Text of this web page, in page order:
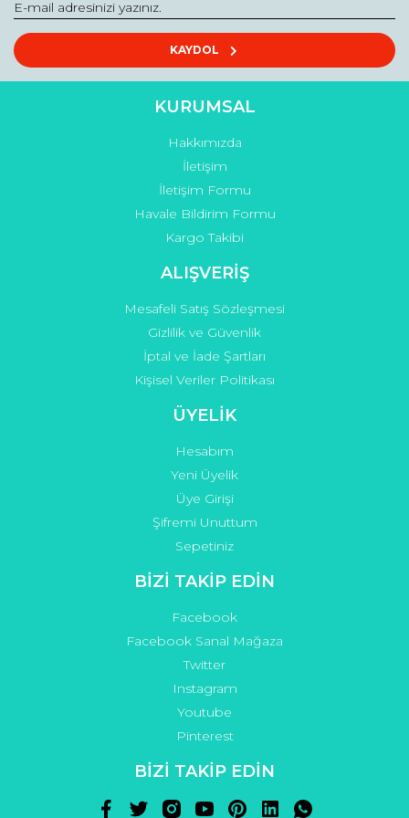
Ürün fiyatı diğer sitelerden daha pahalı.
Bu ürüne benzer farklı alternatifler olmalı.
Gönder
KAYDOL
KURUMSAL
Hakkımızda
İletişim
İletişim Formu
Havale Bildirim Formu
Kargo Takibi
ALIŞVERİŞ
Mesafeli Satış Sözleşmesi
Gizlilik ve Güvenlik
İptal ve İade Şartları
Kişisel Veriler Politikası
ÜYELİK
Hesabım
Yeni Üyelik
Üye Girişi
Şifremi Unuttum
Sepetiniz
BİZİ TAKİP EDİN
Facebook
Facebook Sanal Mağaza
Twitter
Instagram
Youtube
Pinterest
BİZİ TAKİP EDİN